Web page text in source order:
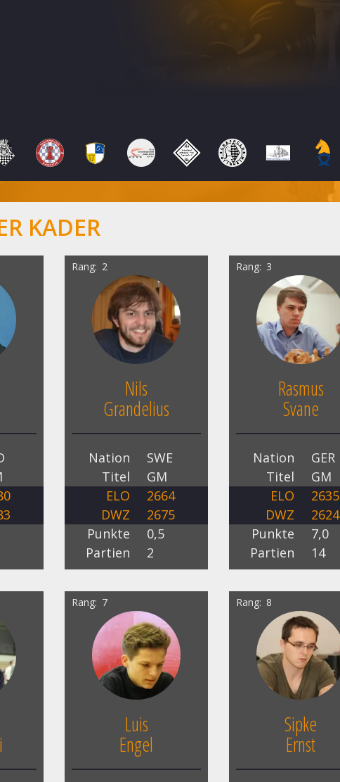
KADER
Rang 2
Nils
Grandelius
Nation
SWE
Titel
GM
ELO
2664
DWZ
2675
Punkte
0,5
Partien
2
Rang 3
Rasmus
Svane
Nation
GER
Titel
GM
ELO
2635
DWZ
2624
Punkte
7,0
Partien
14
Rang 7
Luis
Engel
Rang 8
Sipke
Ernst